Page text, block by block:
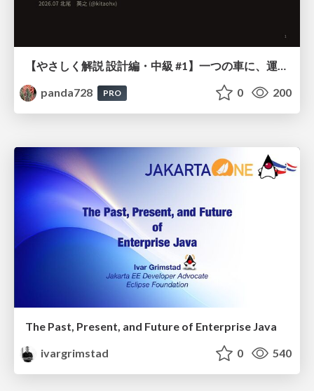
【やさしく解説 設計編・中級 #1】一つの車に、運転手は一人 ～ある倉庫システムの事例から～
panda728
PRO 0 200
The Past, Present, and Future of Enterprise Java
ivargrimstad
0 540